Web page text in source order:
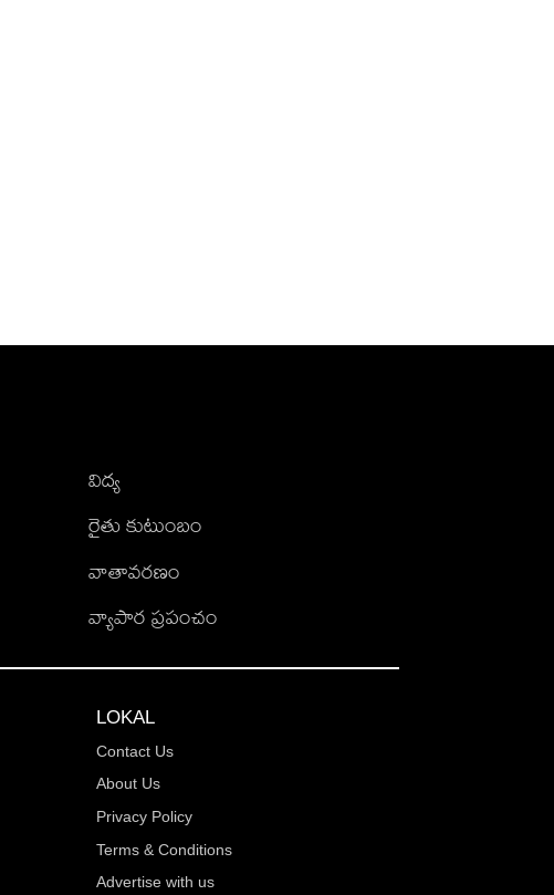
విద్య
రైతు కుటుంబం
వాతావరణం
వ్యాపార ప్రపంచం
LOKAL
Contact Us
About Us
Privacy Policy
Terms & Conditions
Advertise with us